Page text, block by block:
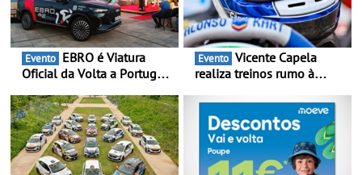
Evento
Oficial da Volta a Portugal
presença nacional ao lado
da mítica prova de ciclismo
e leva a sua gama SUV
multi-energia às estradas
de Portugal
Evento
realiza treinos rumo à
Portugal Karting e mira boa
estreia - O Campeonato
Portugal Karting 2026
decorre entre 1 de Março e
6 de Setembro